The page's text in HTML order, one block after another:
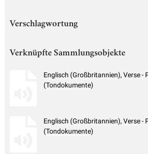
Verschlagwortung
Verknüpfte Sammlungsobjekte
Englisch (Großbritannien), Verse -
(Tondokumente)
Englisch (Großbritannien), Verse -
(Tondokumente)